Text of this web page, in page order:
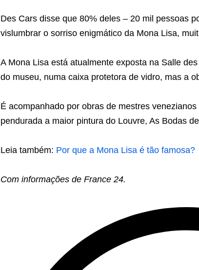
Des Cars disse que 80% deles – 20 mil pessoas
vislumbrar o sorriso enigmático da Mona Lisa,
A Mona Lisa está atualmente exposta na Salle
do museu, numa caixa protetora de vidro, mas a
É acompanhado por obras de mestres
pendurada a maior pintura do Louvre, As Bodas
Leia também: Por que a Mona Lisa é tão famosa?
Com informações de France 24.